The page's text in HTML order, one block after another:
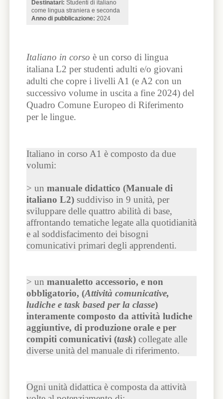
Destinatari: Studenti di italiano
come lingua straniera e seconda
Anno di pubblicazione: 2024
Italiano in corso è un corso di lingua
italiana L2 per studenti adulti e/o giovani
adulti che copre i livelli A1 (e A2 con un
successivo volume in uscita a fine 2024) del
Quadro Comune Europeo di Riferimento
per le lingue.
Italiano in corso A1 è composto da due
volumi:
> un manuale didattico (Manuale di
italiano L2)suddiviso in 9 unità, per
sviluppare delle quattro abilità di base,
affrontando tematiche legate alla quotidianità
e al soddisfacimento dei bisogni
comunicativi primari degli apprendenti.
> un manualetto accessorio, e non
obbligatorio, (Attività comunicative,
ludiche e task based per la classe)
interamente composto da attività ludiche
aggiuntive, di produzione orale e per
compiti comunicativi (task)collegate alle
diverse unità del manuale di riferimento.
Ogni unità didattica è composta da attività